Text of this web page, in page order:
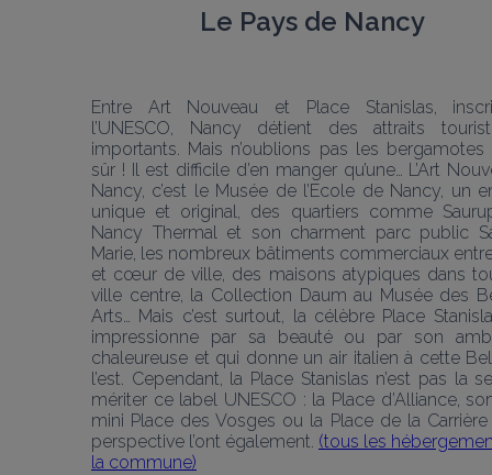
Le Pays de Nancy
Entre Art Nouveau et Place Stanislas,
l’UNESCO, Nancy détient des attraits
importants. Mais n’oublions pas les bergamotes
sûr ! Il est difficile d’en manger qu’une… L’Art
Nancy, c’est le Musée de l’Ecole de Nancy, un
unique et original, des quartiers comme
Nancy Thermal et son charment parc public
Marie, les nombreux bâtiments commerciaux
et cœur de ville, des maisons atypiques dans
ville centre, la Collection Daum au Musée des
Arts… Mais c’est surtout, la célèbre Place
impressionne par sa beauté ou par son
chaleureuse et qui donne un air italien à cette
l’est. Cependant, la Place Stanislas n’est pas la
mériter ce label UNESCO : la Place d’Alliance,
mini Place des Vosges ou la Place de la
perspective l’ont également. (tous les
la commune)